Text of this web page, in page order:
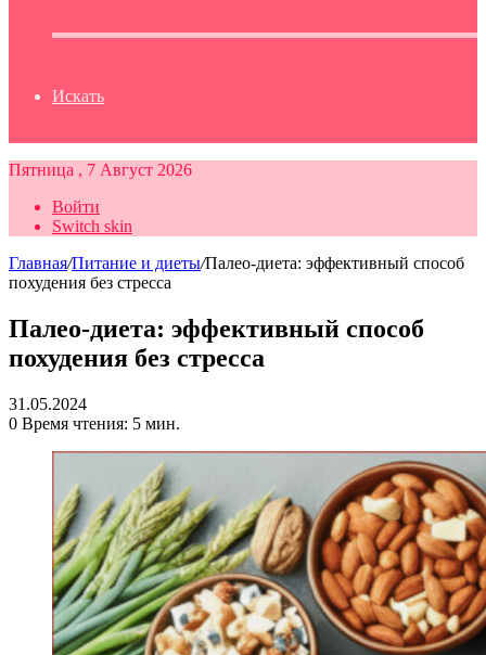
Искать
Пятница , 7 Август 2026
Войти
Switch skin
Главная/Питание и диеты/Палео-диета: эффективный способ
похудения без стресса
Палео-диета: эффективный способ
похудения без стресса
31.05.2024
0 Время чтения: 5 мин.